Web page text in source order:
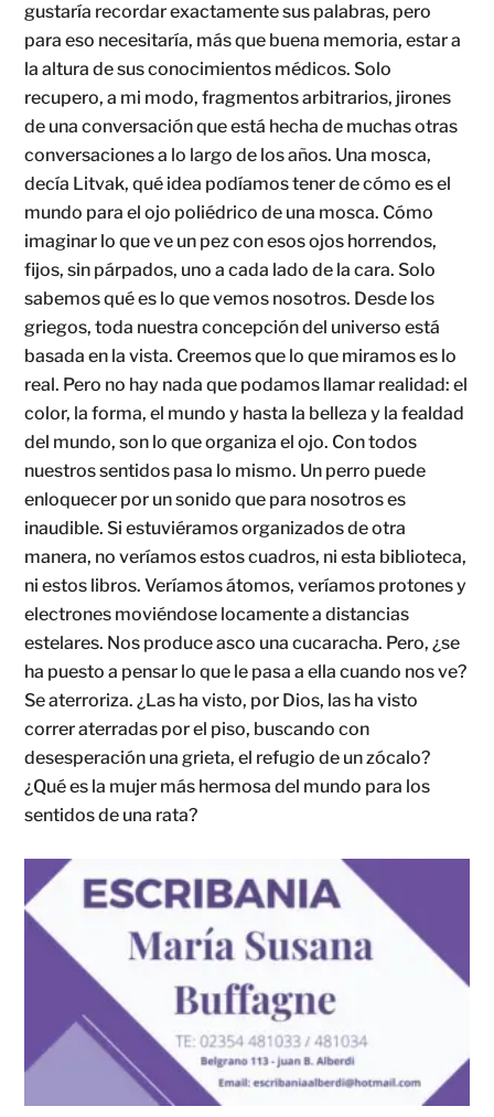
gustaría recordar exactamente sus palabras, pero
para eso necesitaría, más que buena memoria, estar a
la altura de sus conocimientos médicos. Solo
recupero, a mi modo, fragmentos arbitrarios, jirones
de una conversación que está hecha de muchas otras
conversaciones a lo largo de los años. Una mosca,
decía Litvak, qué idea podíamos tener de cómo es el
mundo para el ojo poliédrico de una mosca. Cómo
imaginar lo que ve un pez con esos ojos horrendos,
fijos, sin párpados, uno a cada lado de la cara. Solo
sabemos qué es lo que vemos nosotros. Desde los
griegos, toda nuestra concepción del universo está
basada en la vista. Creemos que lo que miramos es lo
real. Pero no hay nada que podamos llamar realidad: el
color, la forma, el mundo y hasta la belleza y la fealdad
del mundo, son lo que organiza el ojo. Con todos
nuestros sentidos pasa lo mismo. Un perro puede
enloquecer por un sonido que para nosotros es
inaudible. Si estuviéramos organizados de otra
manera, no veríamos estos cuadros, ni esta biblioteca,
ni estos libros. Veríamos átomos, veríamos protones y
electrones moviéndose locamente a distancias
estelares. Nos produce asco una cucaracha. Pero, ¿se
ha puesto a pensar lo que le pasa a ella cuando nos ve?
Se aterroriza. ¿Las ha visto, por Dios, las ha visto
correr aterradas por el piso, buscando con
desesperación una grieta, el refugio de un zócalo?
¿Qué es la mujer más hermosa del mundo para los
sentidos de una rata?